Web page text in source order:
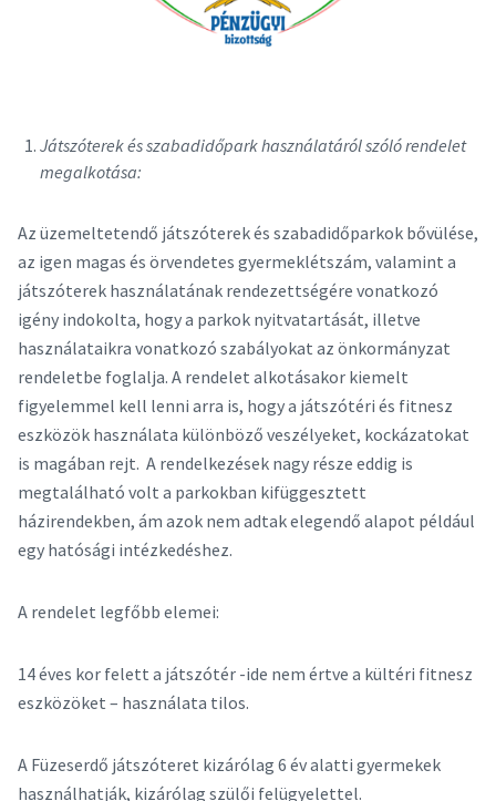
Játszóterek és szabadidőpark használatáról szóló rendelet
megalkotása:
Az üzemeltetendő játszóterek és szabadidőparkok bővülése,
az igen magas és örvendetes gyermeklétszám, valamint a
játszóterek használatának rendezettségére vonatkozó
igény indokolta, hogy a parkok nyitvatartását, illetve
használataikra vonatkozó szabályokat az önkormányzat
rendeletbe foglalja. A rendelet alkotásakor kiemelt
figyelemmel kell lenni arra is, hogy a játszótéri és fitnesz
eszközök használata különböző veszélyeket, kockázatokat
is magában rejt. A rendelkezések nagy része eddig is
megtalálható volt a parkokban kifüggesztett
házirendekben, ám azok nem adtak elegendő alapot például
egy hatósági intézkedéshez.
A rendelet legfőbb elemei:
14 éves kor felett a játszótér -ide nem értve a kültéri fitnesz
eszközöket – használata tilos.
A Füzeserdő játszóteret kizárólag 6 év alatti gyermekek
használhatják, kizárólag szülői felügyelettel.